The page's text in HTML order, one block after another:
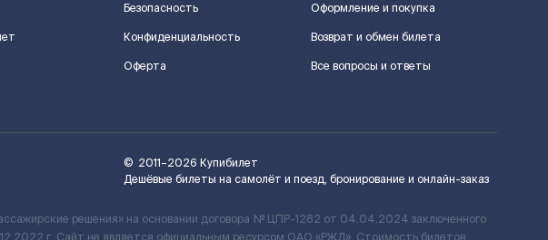
Безопасность
Конфиденциальность
Оферта
Оформление и покупка
Возврат и обмен билета
Все вопросы и ответы
© 2011–2026 Купибилет
Дешёвые билеты на самолёт и поезд, бронирование и онлайн-заказ
решения» на основании договора № ЦПР-1282 от 04.04.2024 заключенного